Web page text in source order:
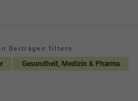
Beiträgen filtern
Gesundheit, Medizin & Pharma